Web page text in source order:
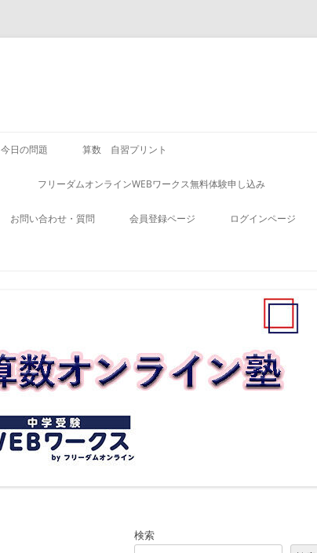
今日の問題 算数 自習プリント
フリーダムオンラインWEBワークス無料体験申し込み
お問い合わせ・質問 会員登録ページ ログインページ
検索